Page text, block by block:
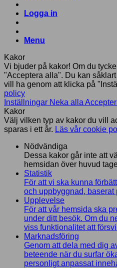
Logga in
Menu
Kakor
Vi bjuder på kakor! Om du
"Acceptera alla". Du kan
vill ha genom att klicka på
policy
Inställningar Neka alla
Kakor
Välj vilken typ av kakor du vill
sparas i ett år. Läs vår cookie
Nödvändiga
Dessa kakor går inte att
hemsidan över huvud
Statistik
För att vi ska kunna
och uppbyggnad,
Upplevelse
För att vår hemsida ska
under ditt besök. Om du
viss funktionalitet att
Marknadsföring
Genom att dela med dig
beteende när du surfar
personligt anpassat